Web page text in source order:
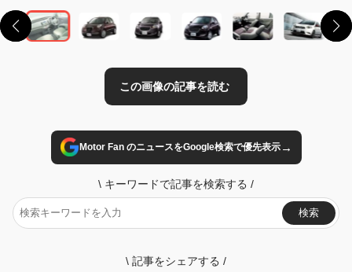
Motor Fan のニュースをGoogle検索で優先表示→
\ キーワードで記事を検索する /
検索
\ 記事をシェアする /